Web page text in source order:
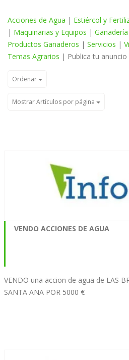
Acciones de Agua | Estiércol y
| Maquinarias y Equipos | Ganadería
Productos Ganaderos | Servicios |
Temas Agrarios | Publica tu
Ordenar
Mostrar Artículos por página
VENDO ACCIONES DE AGUA
VENDO una accion de agua de LAS
SANTA ANA POR 5000 €